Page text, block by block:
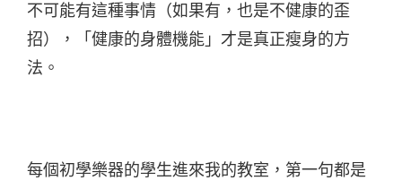
不可能有這種事情（如果有，也是不健康的歪
招），「健康的身體機能」才是真正瘦身的方
法。
每個初學樂器的學生進來我的教室，第一句都是